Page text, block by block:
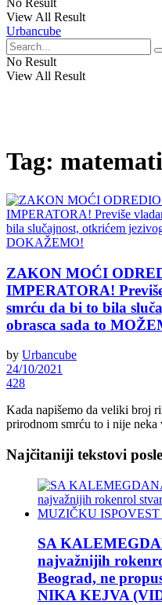
No Result
View All Result
Urbancube
No Result
View All Result
Tag:
ZAKON MOĆI
IMPERATORA!
smrću da bi to bila
obrasca sada to
by Urbancube
24/10/2021
428
Kada napišemo da veliki broj
prirodnom smrću to i nije
Najčitaniji tekstovi
SA
najvažnijih
Beograd, ne
NIKA KEJVA